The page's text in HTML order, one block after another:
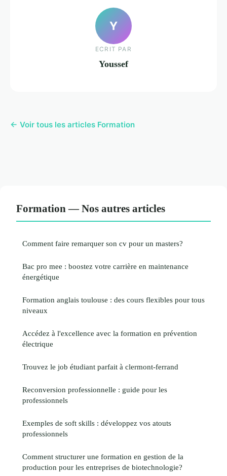
Y
ECRIT PAR
Youssef
← Voir tous les articles Formation
Formation — Nos autres articles
Comment faire remarquer son cv pour un masters?
Bac pro mee : boostez votre carrière en maintenance
énergétique
Formation anglais toulouse : des cours flexibles pour tous
niveaux
Accédez à l'excellence avec la formation en prévention
électrique
Trouvez le job étudiant parfait à clermont-ferrand
Reconversion professionnelle : guide pour les
professionnels
Exemples de soft skills : développez vos atouts
professionnels
Comment structurer une formation en gestion de la
production pour les entreprises de biotechnologie?